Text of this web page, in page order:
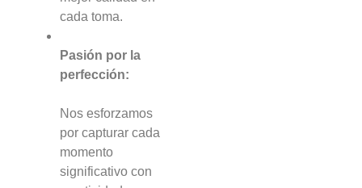
cada toma.
Pasión por la
perfección:
Nos esforzamos
por capturar cada
momento
significativo con